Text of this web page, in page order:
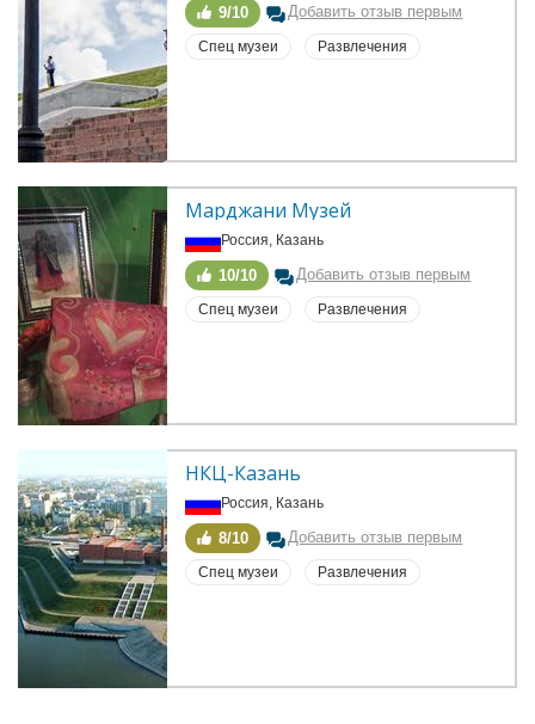
9/10 Добавить отзыв первым
Спец музеи Развлечения
Марджани Музей
Россия, Казань
10/10 Добавить отзыв первым
Спец музеи Развлечения
НКЦ-Казань
Россия, Казань
8/10 Добавить отзыв первым
Спец музеи Развлечения